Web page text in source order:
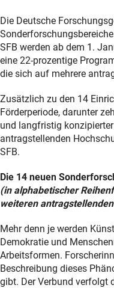
Die Deutsche
SFB werden ab dem 1.
eine 22-prozentige
die sich auf mehrere
Zusätzlich zu den 14
Förderperiode, darunter
und langfristig
antragstellenden
SFB.
Die 14 neuen
(in alphabetischer
weiteren
Mehr denn je werden
Demokratie und
Arbeitsformen.
Beschreibung dieses
gibt. Der Verbund verfolgt